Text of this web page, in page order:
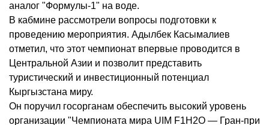
аналог "Формулы-1" на воде.
В кабмине рассмотрели вопросы подготовки к
проведению мероприятия. Адылбек Касымалиев
отметил, что этот чемпионат впервые проводится в
Центральной Азии и позволит представить
туристический и инвестиционный потенциал
Кыргызстана миру.
Он поручил госорганам обеспечить высокий уровень
организации "Чемпионата мира UIM F1H2O — Гран-при